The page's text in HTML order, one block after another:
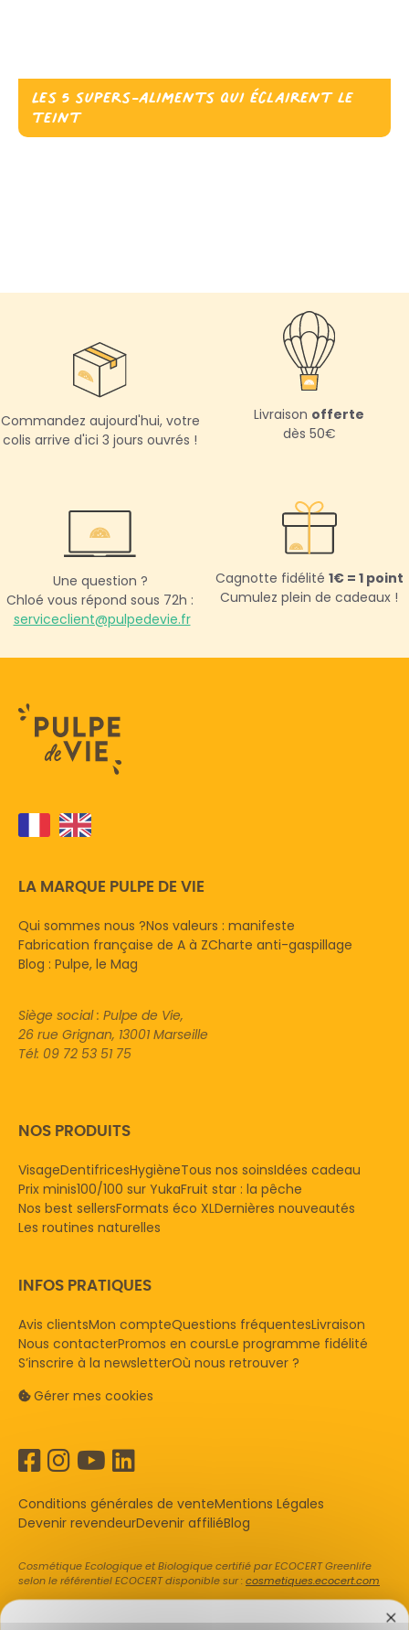
Les 5 supers-aliments qui éclairent le
teint
Commandez aujourd'hui, votre
colis arrive d'ici 3 jours ouvrés !
Livraison offerte
dès 50€
Une question ?
Chloé vous répond sous 72h :
serviceclient@pulpedevie.fr
Cagnotte fidélité 1€ = 1 point
Cumulez plein de cadeaux !
LA MARQUE PULPE DE VIE
Qui sommes nous ?Nos valeurs : manifeste
Fabrication française de A à ZCharte anti-gaspillage
Blog : Pulpe, le Mag
Siège social : Pulpe de Vie,
26 rue Grignan, 13001 Marseille
Tél: 09 72 53 51 75
NOS PRODUITS
VisageDentifricesHygièneTous nos soinsIdées cadeau
Prix minis100/100 sur YukaFruit star : la pêche
Nos best sellersFormats éco XLDernières nouveautés
Les routines naturelles
INFOS PRATIQUES
Avis clientsMon compteQuestions fréquentesLivraison
Nous contacterPromos en coursLe programme fidélité
S’inscrire à la newsletterOù nous retrouver ?
Gérer mes cookies
Conditions générales de venteMentions Légales
Devenir revendeurDevenir affiliéBlog
Cosmétique Ecologique et Biologique certifié par ECOCERT Greenlife
selon le référentiel ECOCERT disponible sur :cosmetiques.ecocert.com
COSMOS disponible sur :cosmos.ecocert.com